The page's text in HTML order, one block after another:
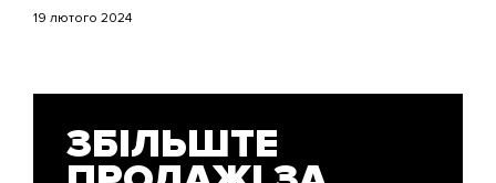
19 лютого 2024
ЗБІЛЬШТЕ